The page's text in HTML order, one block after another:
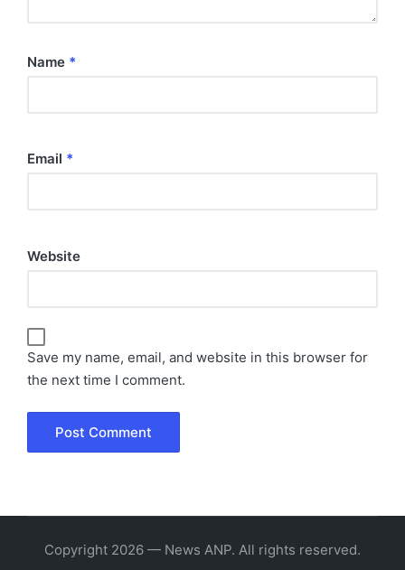
Name *
Email *
Website
Save my name, email, and website in this browser for
the next time I comment.
Copyright 2026 — News ANP. All rights reserved.